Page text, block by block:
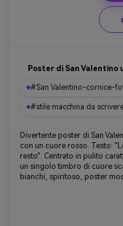
Poster di San Valentino
#San Valentino-cornice-
#stile macchina da
Divertente poster di San
con un cuore rosso. Testo:
resto". Centrato in pulito
un singolo timbro di cuore
bianchi, spiritoso, poster